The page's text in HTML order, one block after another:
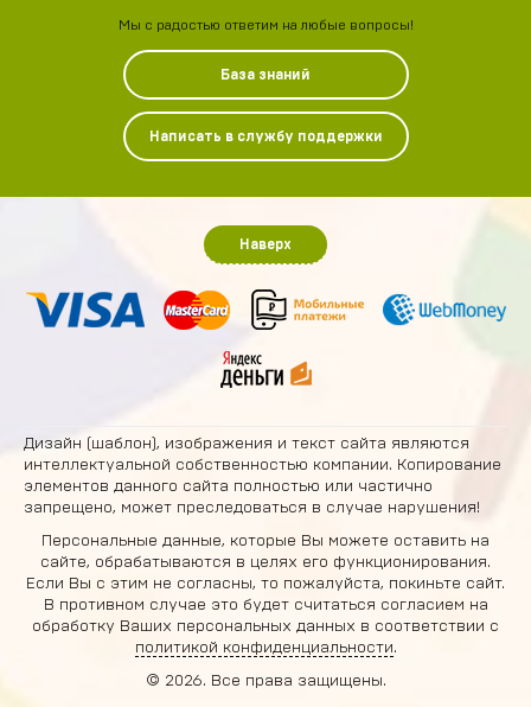
Мы с радостью ответим на любые вопросы!
База знаний
Написать в службу поддержки
Наверх
Дизайн (шаблон), изображения и текст сайта являются
интеллектуальной собственностью компании. Копирование
элементов данного сайта полностью или частично
запрещено, может преследоваться в случае нарушения!
Персональные данные, которые Вы можете оставить на
сайте, обрабатываются в целях его функционирования.
Если Вы с этим не согласны, то пожалуйста, покиньте сайт.
В противном случае это будет считаться согласием на
обработку Ваших персональных данных в соответствии с
политикой конфиденциальности.
© 2026. Все права защищены.